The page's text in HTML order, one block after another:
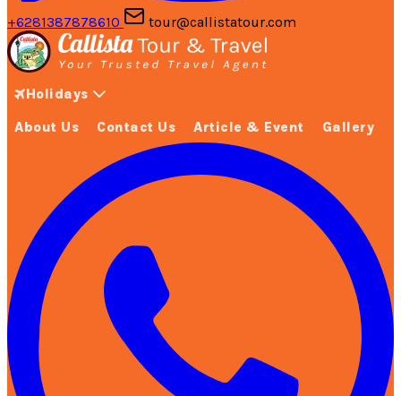
+6281387878610 tour@callistatour.com
Holidays
About Us Contact Us Article & Event Gallery